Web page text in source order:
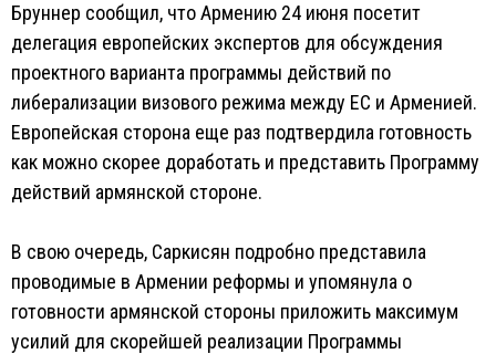
Бруннер сообщил, что Армению 24 июня посетит
делегация европейских экспертов для обсуждения
проектного варианта программы действий по
либерализации визового режима между ЕС и Арменией.
Европейская сторона еще раз подтвердила готовность
как можно скорее доработать и представить Программу
действий армянской стороне.
В свою очередь, Саркисян подробно представила
проводимые в Армении реформы и упомянула о
готовности армянской стороны приложить максимум
усилий для скорейшей реализации Программы